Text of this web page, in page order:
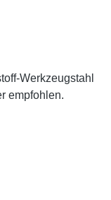
Werkzeugstahl
empfohlen.